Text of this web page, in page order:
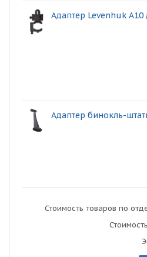
Адаптер Levenhuk
Адаптер бинокль-
Стоимость товаров по